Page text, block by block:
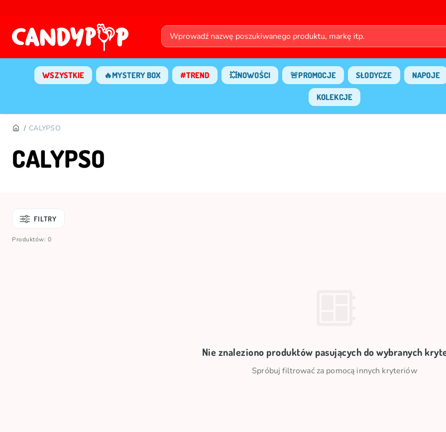
WSZYSTKIE 🔥MYSTERY BOX #TREND 💥NOWOŚCI 🚨PROMOCJE SŁODYCZE NAPOJE
KOLEKCJE
CALYPSO
CALYPSO
FILTRY
Produktów: 0
Nie znaleziono produktów pasujących do wybranych
Spróbuj filtrować za pomocą innych kryteriów